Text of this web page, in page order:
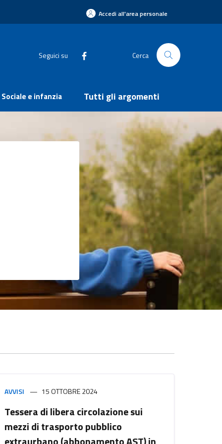
Accedi all'area personale
Seguici su Cerca
Sociale e infanzia Tutti gli argomenti
AVVISI 15 OTTOBRE 2024
Tessera di libera circolazione sui
mezzi di trasporto pubblico